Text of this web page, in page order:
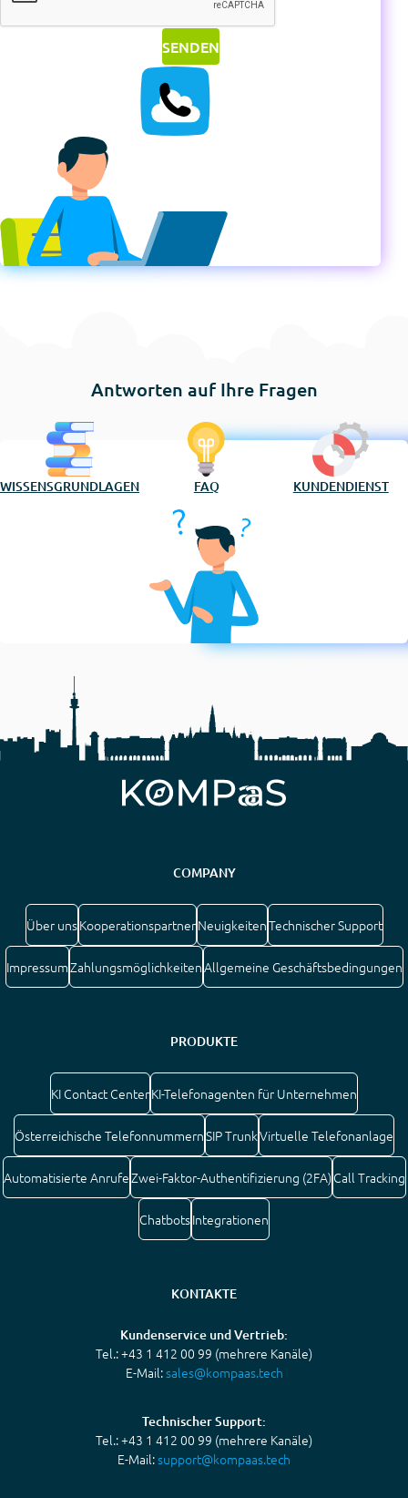
Antworten auf Ihre Fragen
WISSENSGRUNDLAGEN FAQ KUNDENDIENST
COMPANY
Über unsKooperationspartnerNeuigkeitenTechnischer Support
ImpressumZahlungsmöglichkeitenAllgemeine Geschäftsbedingungen
PRODUKTE
KI Contact CenterKI-Telefonagenten für Unternehmen
Österreichische TelefonnummernSIP TrunkVirtuelle Telefonanlage
Automatisierte AnrufeZwei-Faktor-Authentifizierung (2FA)Call Tracking
ChatbotsIntegrationen
KONTAKTE
Kundenservice und Vertrieb:
Tel.: +43 1 412 00 99 (mehrere Kanäle)
E-Mail:sales@kompaas.tech
Technischer Support:
Tel.: +43 1 412 00 99 (mehrere Kanäle)
E-Mail:support@kompaas.tech